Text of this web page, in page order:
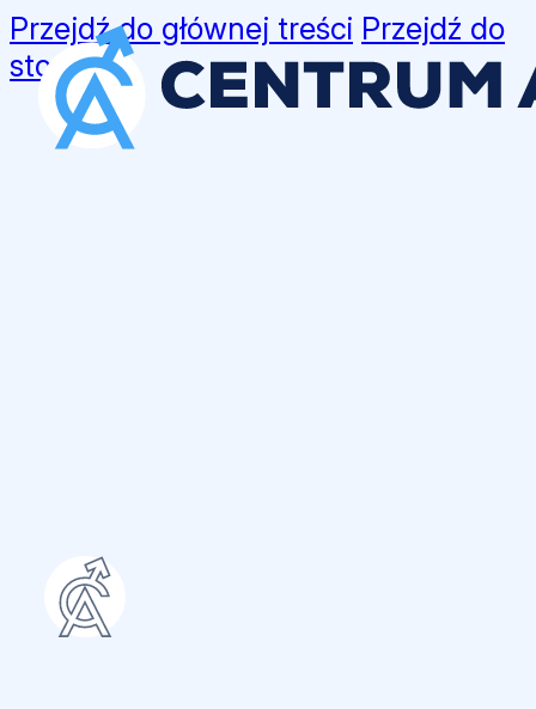
Przejdź do głównej treści Przejdź do
stopki